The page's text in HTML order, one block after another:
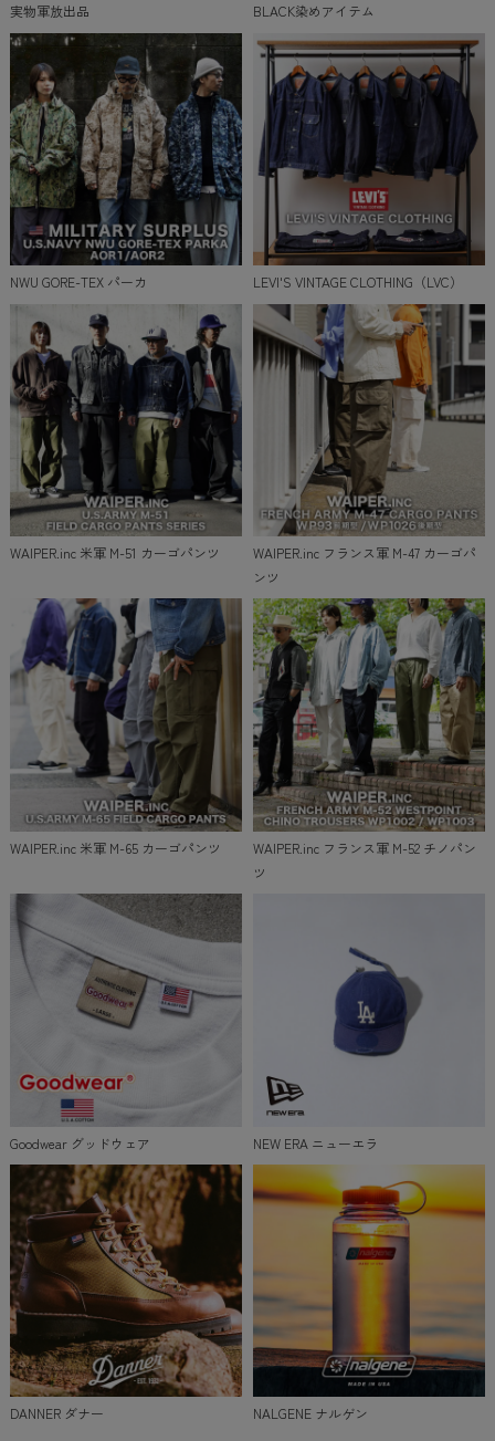
実物軍放出品 BLACK染めアイテム
NWU GORE-TEX パーカ LEVI'S VINTAGE CLOTHING（LVC）
WAIPER.inc 米軍 M-51 カーゴパンツ
WAIPER.inc フランス軍 M-47 カーゴパ
ンツ
WAIPER.inc 米軍 M-65 カーゴパンツ
WAIPER.inc フランス軍 M-52 チノパン
ツ
Goodwear グッドウェア NEW ERA ニューエラ
DANNER ダナー NALGENE ナルゲン